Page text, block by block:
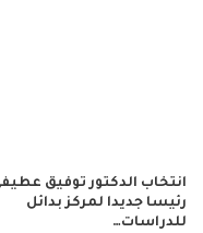
انتخاب الدكتور توفيق
رئيسا جديدا لمركز بدائل
للدراسات…